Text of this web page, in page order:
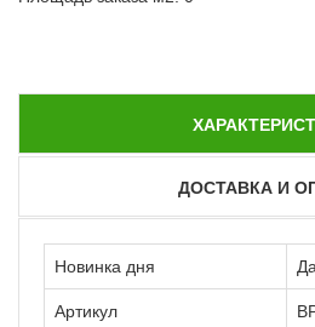
ДОСТАВКА И
Новинка дня
Артикул